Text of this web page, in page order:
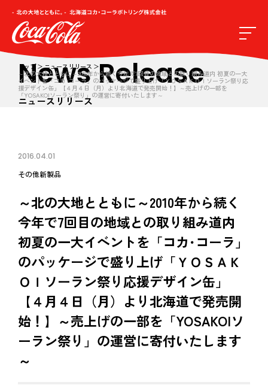
トップ
ニュースリリース
～北の大地とともに～2010年から続く今年で7回目の地域との取り組み道内 初夏の一大
イベントを「コカ･コーラ」のパッケージで盛り上げ「ＹＯＳＡＫＯＩソーラン祭り応
援デザイン缶」【４月４日（月）より北海道で発売開始！】～売上げの一部を
「YOSAKOIソーラン祭り」の運営に寄付いたします～
News Release
ニュースリリース
2016.04.01
その他新製品
～北の大地とともに～2010年から続く
今年で7回目の地域との取り組み道内
初夏の一大イベントを「コカ･コーラ」
のパッケージで盛り上げ「ＹＯＳＡＫ
ＯＩソーラン祭り応援デザイン缶」
【４月４日（月）より北海道で発売開
始！】～売上げの一部を「YOSAKOIソ
ーラン祭り」の運営に寄付いたします
～